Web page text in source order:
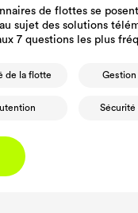
de flottes se
sujet des solutions
7 questions les plus
de la flotte
Sécurité
En savoir plus